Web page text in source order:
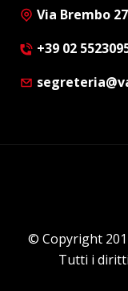
Via Brembo
+39 02
© Copyright
Tutti i